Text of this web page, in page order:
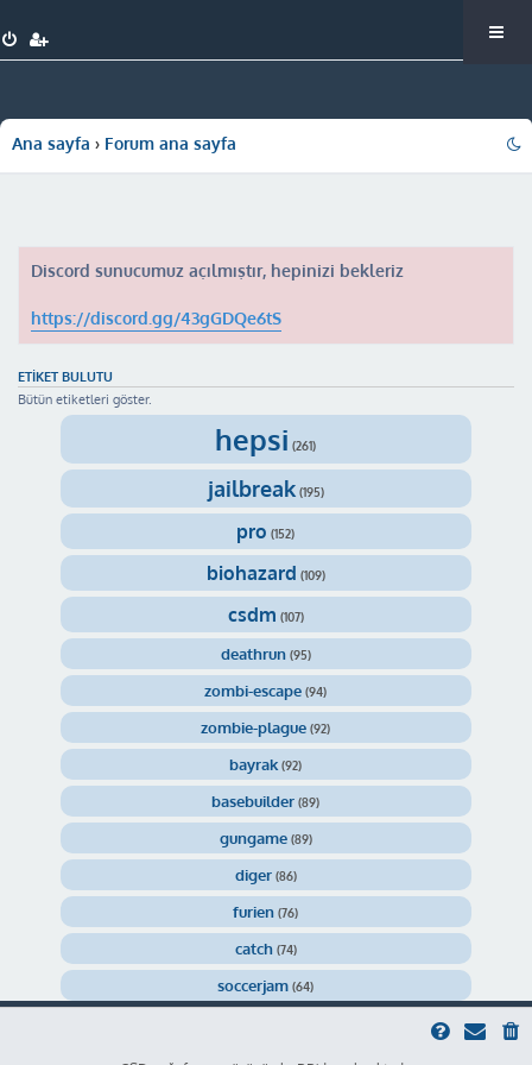
Ana sayfa Forum ana sayfa
Discord sunucumuz açılmıştır, hepinizi bekleriz
https://discord.gg/43gGDQe6tS
ETIKET BULUTU
Bütün etiketleri göster.
hepsi (261)
jailbreak (195)
pro (152)
biohazard (109)
csdm (107)
deathrun (95)
zombi-escape (94)
zombie-plague (92)
bayrak (92)
basebuilder (89)
gungame (89)
diger (86)
furien (76)
catch (74)
soccerjam (64)